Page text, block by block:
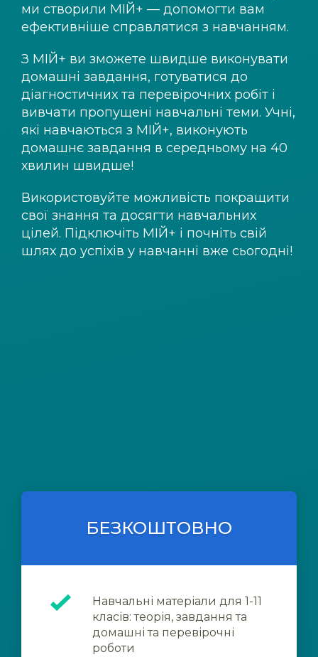
ми створили МІЙ+ — допомогти вам
ефективніше справлятися з навчанням.
З МІЙ+ ви зможете швидше виконувати
домашні завдання, готуватися до
діагностичних та перевірочних робіт і
вивчати пропущені навчальні теми. Учні,
які навчаються з МІЙ+, виконують
домашнє завдання в середньому на 40
хвилин швидше!
Використовуйте можливість покращити
свої знання та досягти навчальних
цілей. Підключіть МІЙ+ і почніть свій
шлях до успіхів у навчанні вже сьогодні!
БЕЗКОШТОВНО
Навчальні матеріали для 1-11
класів: теорія, завдання та
домашні та перевірочні
роботи